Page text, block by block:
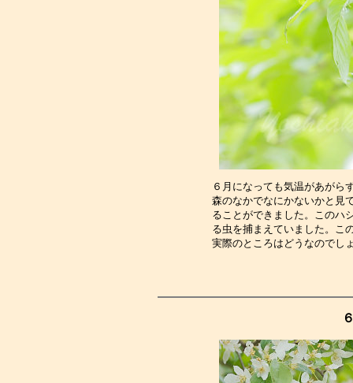
６月になっても気温があがら
森のなかでなにかないかと見
ることができました。このハ
る虫を捕まえていました。こ
実際のところ